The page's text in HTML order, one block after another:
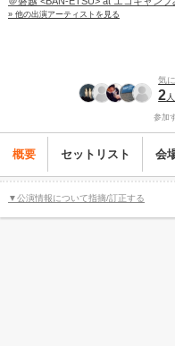
» 他の出演アーティストを見る
気
2人
参加
概要 セットリスト 会
▼公演情報について指摘/訂正する